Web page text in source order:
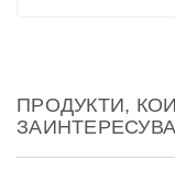
ПРОДУКТИ,